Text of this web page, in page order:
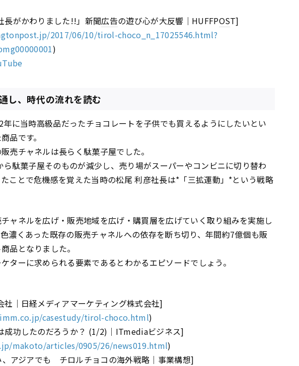
長がかわりました!!」新聞広告の遊び心が大反響｜HUFFPOST]
2017/06/10/tirol-choco_n_17025546.html?
)
し、時代の流れを読む
に当時高級品だったチョコレートを子供でも買えるようにしたいとい
品です。
売チャネルは長らく駄菓子屋でした。
駄菓子屋そのものが減少し、売り場がスーパーやコンビニに切り替わ
ことで危機感を覚えた当時の松尾 利彦社長は*「三拡運動」*という戦略
ャネルを広げ・販売地域を広げ・購買層を広げていく取り組みを実施し
濃くあった既存の販売チャネルへの依存を断ち切り、年間約7億個も販
品となりました。
ターに求められる要素であるとわかるエピソードでしょう。
社｜日経メディアマーケティング株式会社]
casestudy/tirol-choco.html)
成功したのだろうか？ (1/2)｜ITmediaビジネス]
makoto/articles/0905/26/news019.html)
アジアでも チロルチョコの海外戦略｜事業構想]